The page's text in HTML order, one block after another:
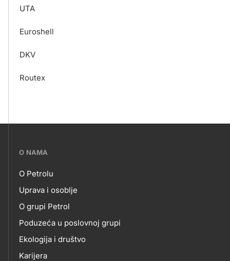
UTA
Euroshell
DKV
Routex
???
skupno.footer-
title???
O NAMA
O
NAMA
O Petrolu
Uprava i osoblje
O grupi Petrol
Poduzeća u poslovnoj grupi
Ekologija i društvo
Karijera